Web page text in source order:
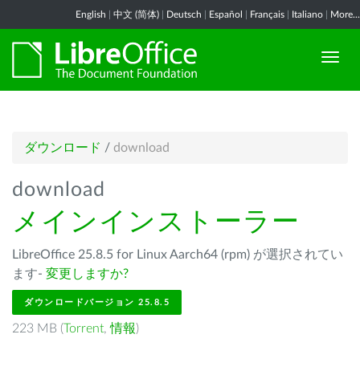
English 中文 (简体) Deutsch Español Français Italiano More...
ダウンロード / download
download
メインインストーラー
LibreOffice 25.8.5 for Linux Aarch64 (rpm) が選択されてい
ます- 変更しますか?
ダウンロードバージョン 25.8.5
223 MB (Torrent,情報)